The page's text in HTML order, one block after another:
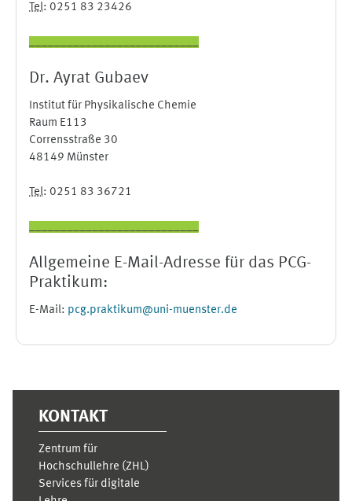
Tel: 0251 83 23426
Dr. Ayrat Gubaev
Institut für Physikalische Chemie
Raum E113
Corrensstraße 30
48149 Münster
Tel: 0251 83 36721
Allgemeine E-Mail-Adresse für das PCG-
Praktikum:
E-Mail: pcg.praktikum@uni-muenster.de
KONTAKT
Zentrum für
Hochschullehre (ZHL)
Services für digitale